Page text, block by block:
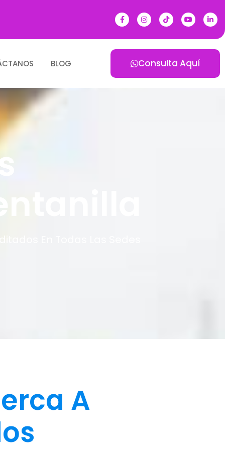
BLOG Consulta Aquí
En Todas Las Sedes
A